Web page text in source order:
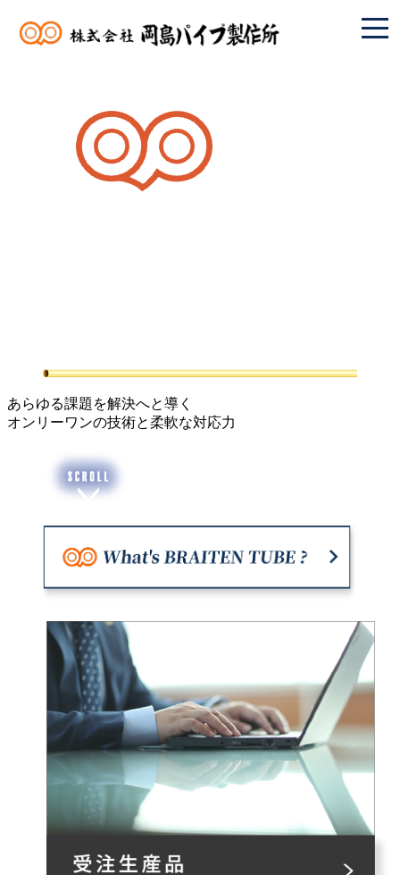
あらゆる課題を解決へと導く
オンリーワンの技術と柔軟な対応力